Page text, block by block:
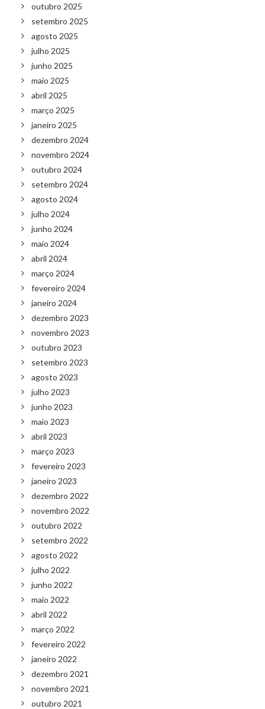
outubro 2025
setembro 2025
agosto 2025
julho 2025
junho 2025
maio 2025
abril 2025
março 2025
janeiro 2025
dezembro 2024
novembro 2024
outubro 2024
setembro 2024
agosto 2024
julho 2024
junho 2024
maio 2024
abril 2024
março 2024
fevereiro 2024
janeiro 2024
dezembro 2023
novembro 2023
outubro 2023
setembro 2023
agosto 2023
julho 2023
junho 2023
maio 2023
abril 2023
março 2023
fevereiro 2023
janeiro 2023
dezembro 2022
novembro 2022
outubro 2022
setembro 2022
agosto 2022
julho 2022
junho 2022
maio 2022
abril 2022
março 2022
fevereiro 2022
janeiro 2022
dezembro 2021
novembro 2021
outubro 2021